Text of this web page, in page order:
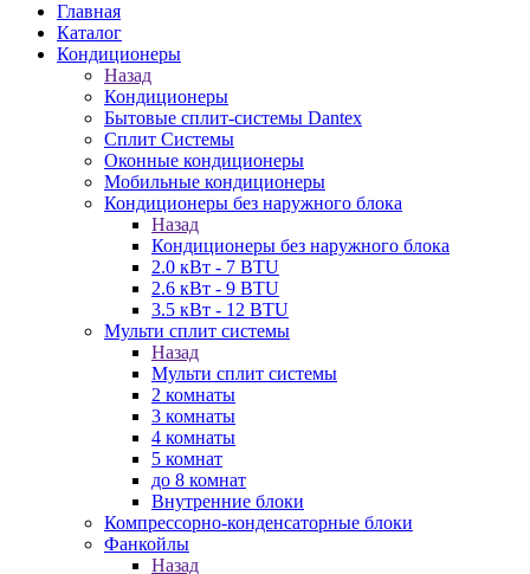
Главная
Каталог
Кондиционеры
Назад
Кондиционеры
Бытовые сплит-системы Dantex
Сплит Системы
Оконные кондиционеры
Мобильные кондиционеры
Кондиционеры без наружного блока
Назад
Кондиционеры без наружного блока
2.0 кВт - 7 BTU
2.6 кВт - 9 BTU
3.5 кВт - 12 BTU
Мульти сплит системы
Назад
Мульти сплит системы
2 комнаты
3 комнаты
4 комнаты
5 комнат
до 8 комнат
Внутренние блоки
Компрессорно-конденсаторные блоки
Фанкойлы
Назад